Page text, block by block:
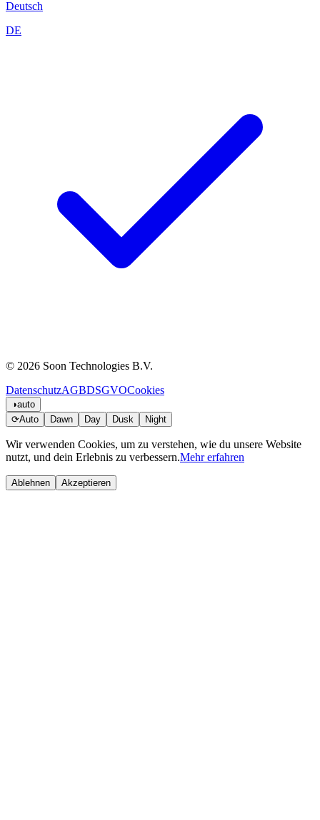
Deutsch
DE
© 2026 Soon Technologies B.V.
DatenschutzAGBDSGVOCookies
◑auto
⟳Auto Dawn Day Dusk Night
Wir verwenden Cookies, um zu verstehen, wie du unsere Website
nutzt, und dein Erlebnis zu verbessern.Mehr erfahren
Ablehnen Akzeptieren